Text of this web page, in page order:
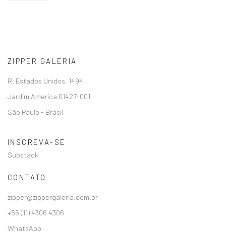
ZIPPER GALERIA
R. Estados Unidos, 1494
Jardim America 01427-001
São Paulo - Brasil
INSCREVA-SE
Substack
CONTATO
zipper@zippergaleria.com.br
+55 (11) 4306 4306
WhatsApp